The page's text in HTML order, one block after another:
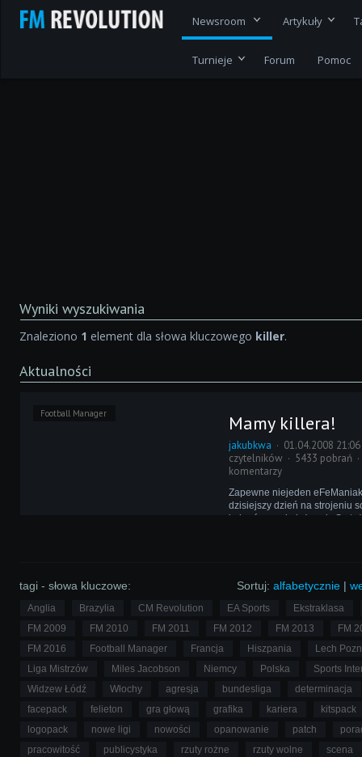
Newsroom Artykuły
Turnieje Forum Pomoc
Wyniki wyszukiwania
Znaleziono 1 element dla słowa kluczowego killer.
Aktualności
Football Manager Mamy killera!
jakubkwa
01.04.2008 21:06
czytelników
5433 pobrań
komentarzy
Zapewne niejeden
dzisiejszy dzień na strojeniu
kolegów czy koleżanek. Są
Sortuj: alfabetycznie |
tagi - słowa kluczowe:
Anglia Brazylia CM Revolution EA Sports
Ekstraklasa
FM 2009
FM 2010 FM 2011 FM 2012 FM 2013
FM
FM 2016
Football Manager Francja Hiszpania
Lech
Liga Mistrzów
Miles Jacobson Niemcy Polska
Sports
Widzew Łódź
Włochy agresja bundesliga
determinacja
facepack
felieton gra głową grafika kariera
kitspack
logopack
nowe ligi nowości opanowanie patch
pracowitość
publicystyka rzuty rożne rzuty wolne
scena